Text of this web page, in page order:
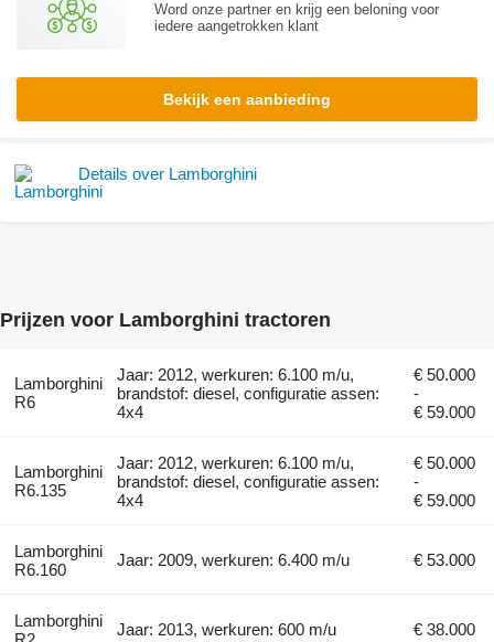
Word onze partner en krijg een beloning voor
iedere aangetrokken klant
Bekijk een aanbieding
Details over Lamborghini
Prijzen voor Lamborghini tractoren
Lamborghini
R6
Jaar: 2012, werkuren: 6.100 m/u,
brandstof: diesel, configuratie assen:
4x4
€ 50.000
-
€ 59.000
Lamborghini
R6.135
Jaar: 2012, werkuren: 6.100 m/u,
brandstof: diesel, configuratie assen:
4x4
€ 50.000
-
€ 59.000
Lamborghini
R6.160
Jaar: 2009, werkuren: 6.400 m/u € 53.000
Lamborghini
Jaar: 2013, werkuren: 600 m/u € 38.000